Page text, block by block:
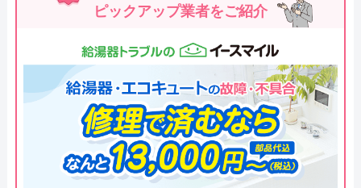
ピックアップ業者をご紹介